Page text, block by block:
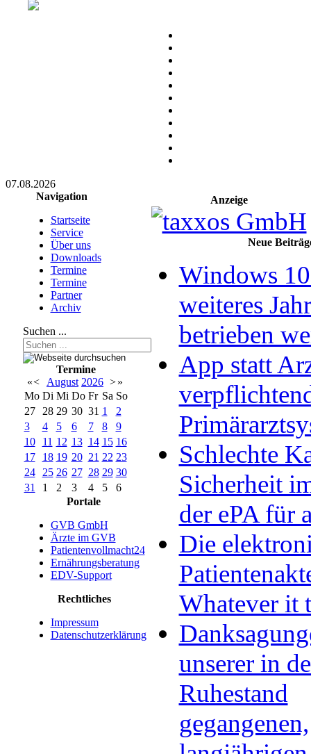
07.08.2026
Navigation
Startseite
Service
Über uns
Downloads
Termine
Termine
Partner
Archiv
Suchen ...
Termine
«< August 2026 >»
Mo Di Mi Do Fr Sa So
27
28 29 30 31 1
2
3
4 5 6 7 8
9
10
11 12 13 14 15 16
17
18 19 20 21 22 23
24
25 26 27 28 29 30
31
1 2 3 4 5
6
Portale
GVB GmbH
Ärzte im GVB
Patientenvollmacht24
Ernährungsberatung
EDV-Support
Rechtliches
Impressum
Datenschutzerklärung
Anzeige
Neue
Windows
weiteres
betrieben
App statt
Schlechte
Sicherheit
der ePA für
Die
Whatever it
unserer in
Ruhestand
gegangenen,